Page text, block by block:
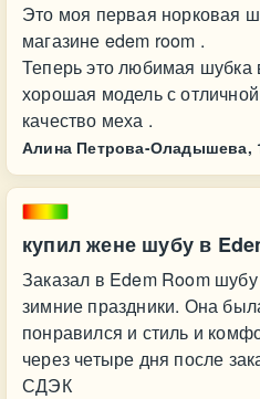
Это моя первая норковая
магазине edem room .
Теперь это любимая шубка
хорошая модель с
качество меха .
Алина Петрова-Оладышева,
купил жене шубу в
Заказал в Edem Room
зимние праздники. Она
понравился и стиль и
через четыре дня после
СДЭК